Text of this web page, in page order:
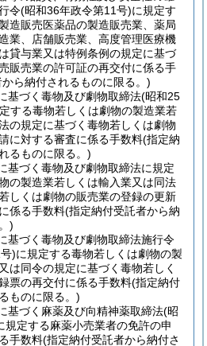
令(昭和36年政令第11号)に規定す
造販売医薬品の製造販売業、薬局
業、店舗販売業、高度管理医療機
貸与業又は特例条例の規定に基づ
販売業の許可証の再交付に係る手
ら納付されるものに限る。)
基づく毒物及び劇物取締法(昭和25
する毒物若しくは劇物の製造業若
の規定に基づく毒物若しくは劇物
に対する審査に係る手数料(指定納
るものに限る。)
基づく毒物及び劇物取締法に規定
の製造業若しくは輸入業又は同法
しくは劇物の販売業の登録の更新
係る手数料(指定納付受託者から納
)
基づく毒物及び劇物取締法施行令
)に規定する毒物若しくは劇物の製
は同令の規定に基づく毒物若しく
票の再交付に係る手数料(指定納付
ものに限る。)
基づく麻薬及び向精神薬取締法(昭
規定する麻薬小売業者の免許の申
手数料(指定納付受託者から納付さ